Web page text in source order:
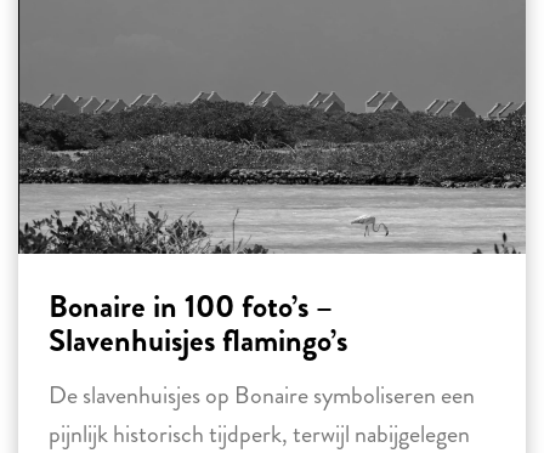
Bonaire in 100 foto’s –
Slavenhuisjes flamingo’s
De slavenhuisjes op Bonaire symboliseren een
pijnlijk historisch tijdperk, terwijl nabijgelegen